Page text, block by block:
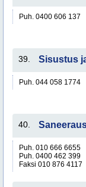
Puh. 0400 606 137
39. Sisustus
Puh. 044 058 1774
40.
Puh. 010 666 6655
Puh. 0400 462 399
Faksi 010 876 4117